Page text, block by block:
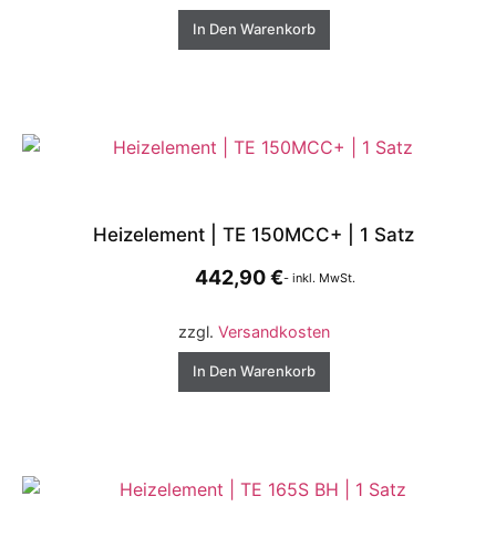
In Den Warenkorb
Heizelement | TE 150MCC+ | 1 Satz
442,90€- inkl. MwSt.
In Den Warenkorb
zzgl. Versandkosten